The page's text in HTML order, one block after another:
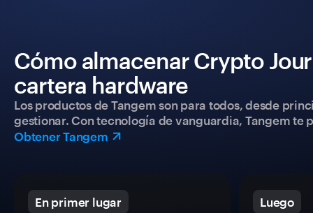
Cómo almacenar Crypto
cartera hardware
Los productos de Tangem son para todos, desde
gestionar. Con tecnología de vanguardia, Tangem
Obtener Tangem
En primer lugar Luego